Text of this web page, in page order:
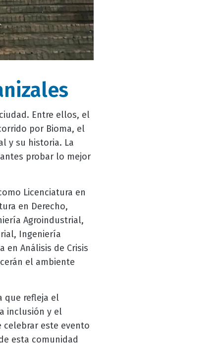
Entre ellos, el
por Bioma, el
y su historia. La
probar lo mejor
Licenciatura en
en Derecho,
Agroindustrial,
Ingeniería
en Análisis de Crisis
el ambiente
que refleja el
inclusión y el
este evento
esta comunidad